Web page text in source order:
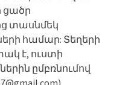
տասնմեկ
համար: Տեղերի
է, ուստի
ըմբռնումով